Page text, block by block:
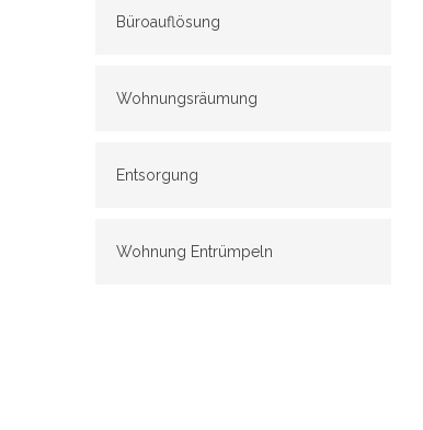
Büroauflösung
Wohnungsräumung
Entsorgung
Wohnung Entrümpeln